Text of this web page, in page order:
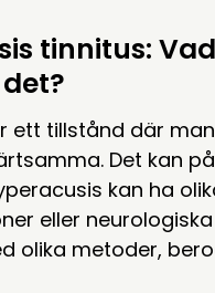
tinnitus:
ett tillstånd där
Det kan
kan ha
eller
olika metoder,